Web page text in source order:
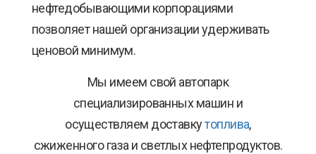
нефтедобывающими корпорациями
позволяет нашей организации удерживать
ценовой минимум.
Мы имеем свой автопарк
специализированных машин и
осуществляем доставкутоплива,
сжиженного газа и светлых нефтепродуктов.